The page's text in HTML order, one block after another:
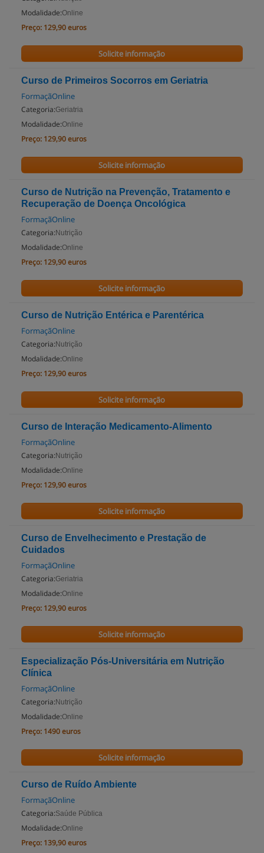
Modalidade:Online
Preço: 129,90 euros
Solicite informação
Curso de Primeiros Socorros em Geriatria
FormaçãOnline
Categoria:Geriatria
Modalidade:Online
Preço: 129,90 euros
Solicite informação
Curso de Nutrição na Prevenção, Tratamento e
Recuperação de Doença Oncológica
FormaçãOnline
Categoria: Nutrição
Modalidade:Online
Preço: 129,90 euros
Solicite informação
Curso de Nutrição Entérica e Parentérica
FormaçãOnline
Categoria: Nutrição
Modalidade:Online
Preço: 129,90 euros
Solicite informação
Curso de Interação Medicamento-Alimento
FormaçãOnline
Categoria: Nutrição
Modalidade:Online
Preço: 129,90 euros
Solicite informação
Curso de Envelhecimento e Prestação de
Cuidados
FormaçãOnline
Categoria:Geriatria
Modalidade:Online
Preço: 129,90 euros
Solicite informação
Especialização Pós-Universitária em Nutrição
Clínica
FormaçãOnline
Categoria: Nutrição
Modalidade:Online
Preço: 1490 euros
Solicite informação
Curso de Ruído Ambiente
FormaçãOnline
Categoria:Saúde Pública
Modalidade:Online
Preço: 139,90 euros